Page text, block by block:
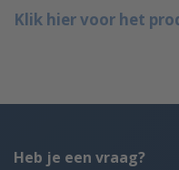
Klik hier voor het
Heb je een vraag?